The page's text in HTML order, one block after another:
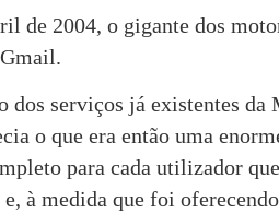
de 2004, o gigante dos
.
dos serviços já existentes
o que era então uma
para cada utilizador
e, à medida que foi